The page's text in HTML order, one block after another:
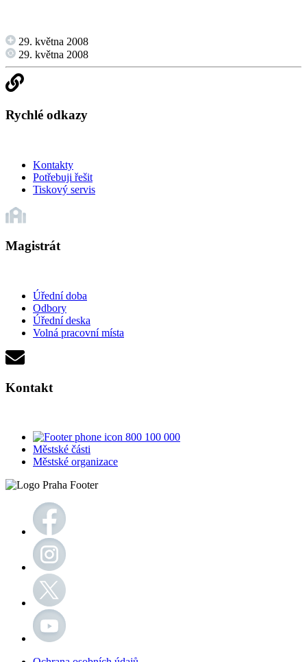
29. května 2008
29. května 2008
Rychlé odkazy
Kontakty
Potřebuji řešit
Tiskový servis
Magistrát
Úřední doba
Odbory
Úřední deska
Volná pracovní místa
Kontakt
800 100 000
Městské části
Městské organizace